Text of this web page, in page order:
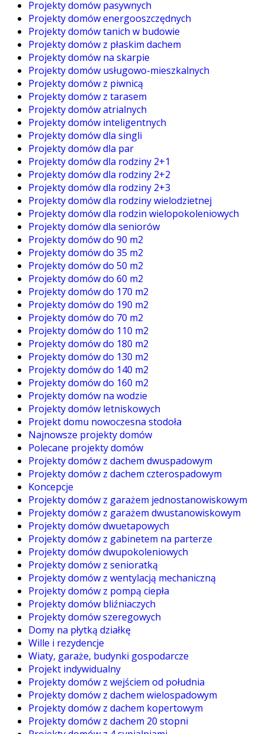
Projekty domów pasywnych
Projekty domów energooszczędnych
Projekty domów tanich w budowie
Projekty domów z płaskim dachem
Projekty domów na skarpie
Projekty domów usługowo-mieszkalnych
Projekty domów z piwnicą
Projekty domów z tarasem
Projekty domów atrialnych
Projekty domów inteligentnych
Projekty domów dla singli
Projekty domów dla par
Projekty domów dla rodziny 2+1
Projekty domów dla rodziny 2+2
Projekty domów dla rodziny 2+3
Projekty domów dla rodziny wielodzietnej
Projekty domów dla rodzin wielopokoleniowych
Projekty domów dla seniorów
Projekty domów do 90 m2
Projekty domów do 35 m2
Projekty domów do 50 m2
Projekty domów do 60 m2
Projekty domów do 170 m2
Projekty domów do 190 m2
Projekty domów do 70 m2
Projekty domów do 110 m2
Projekty domów do 180 m2
Projekty domów do 130 m2
Projekty domów do 140 m2
Projekty domów do 160 m2
Projekty domów na wodzie
Projekty domów letniskowych
Projekt domu nowoczesna stodoła
Najnowsze projekty domów
Polecane projekty domów
Projekty domów z dachem dwuspadowym
Projekty domów z dachem czterospadowym
Koncepcje
Projekty domów z garażem jednostanowiskowym
Projekty domów z garażem dwustanowiskowym
Projekty domów dwuetapowych
Projekty domów z gabinetem na parterze
Projekty domów dwupokoleniowych
Projekty domów z senioratką
Projekty domów z wentylacją mechaniczną
Projekty domów z pompą ciepła
Projekty domów bliźniaczych
Projekty domów szeregowych
Domy na płytką działkę
Wille i rezydencje
Wiaty, garaże, budynki gospodarcze
Projekt indywidualny
Projekty domów z wejściem od południa
Projekty domów z dachem wielospadowym
Projekty domów z dachem kopertowym
Projekty domów z dachem 20 stopni